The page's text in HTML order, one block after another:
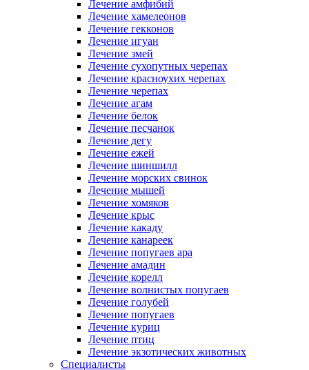
Лечение амфибий
Лечение хамелеонов
Лечение гекконов
Лечение игуан
Лечение змей
Лечение сухопутных черепах
Лечение красноухих черепах
Лечение черепах
Лечение агам
Лечение белок
Лечение песчанок
Лечение дегу
Лечение ежей
Лечение шиншилл
Лечение морских свинок
Лечение мышей
Лечение хомяков
Лечение крыс
Лечение какаду
Лечение канареек
Лечение попугаев ара
Лечение амадин
Лечение корелл
Лечение волнистых попугаев
Лечение голубей
Лечение попугаев
Лечение куриц
Лечение птиц
Лечение экзотических животных
Специалисты